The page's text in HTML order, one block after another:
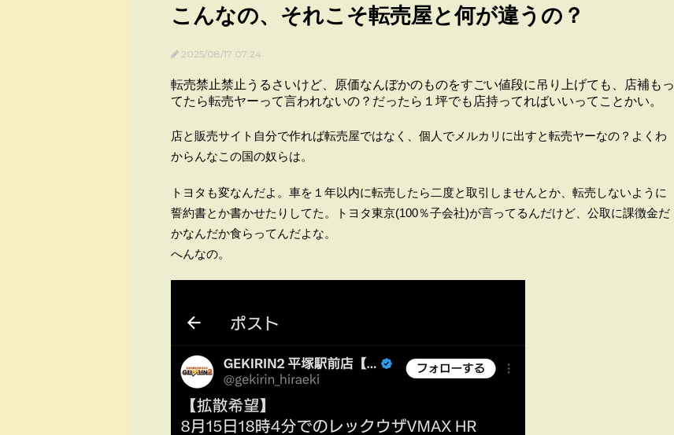
こんなの、それこそ転売屋と何が違うの？
2025/08/17 07:24
転売禁止禁止うるさいけど、原価なんぼかのものをすごい値段に吊り上げても、店補もっ
てたら転売ヤーって言われないの？だったら１坪でも店持ってればいいってことかい。
店と販売サイト自分で作れば転売屋ではなく、個人でメルカリに出すと転売ヤーなの？よくわ
からんなこの国の奴らは。
トヨタも変なんだよ。車を１年以内に転売したら二度と取引しませんとか、転売しないように
誓約書とか書かせたりしてた。トヨタ東京(100％子会社)が言ってるんだけど、公取に課徴金だ
かなんだか食らってんだよな。
へんなの。